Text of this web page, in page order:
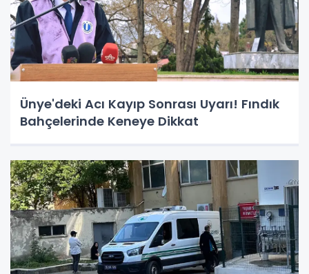
Ünye'deki Acı Kayıp Sonrası Uyarı! Fındık
Bahçelerinde Keneye Dikkat